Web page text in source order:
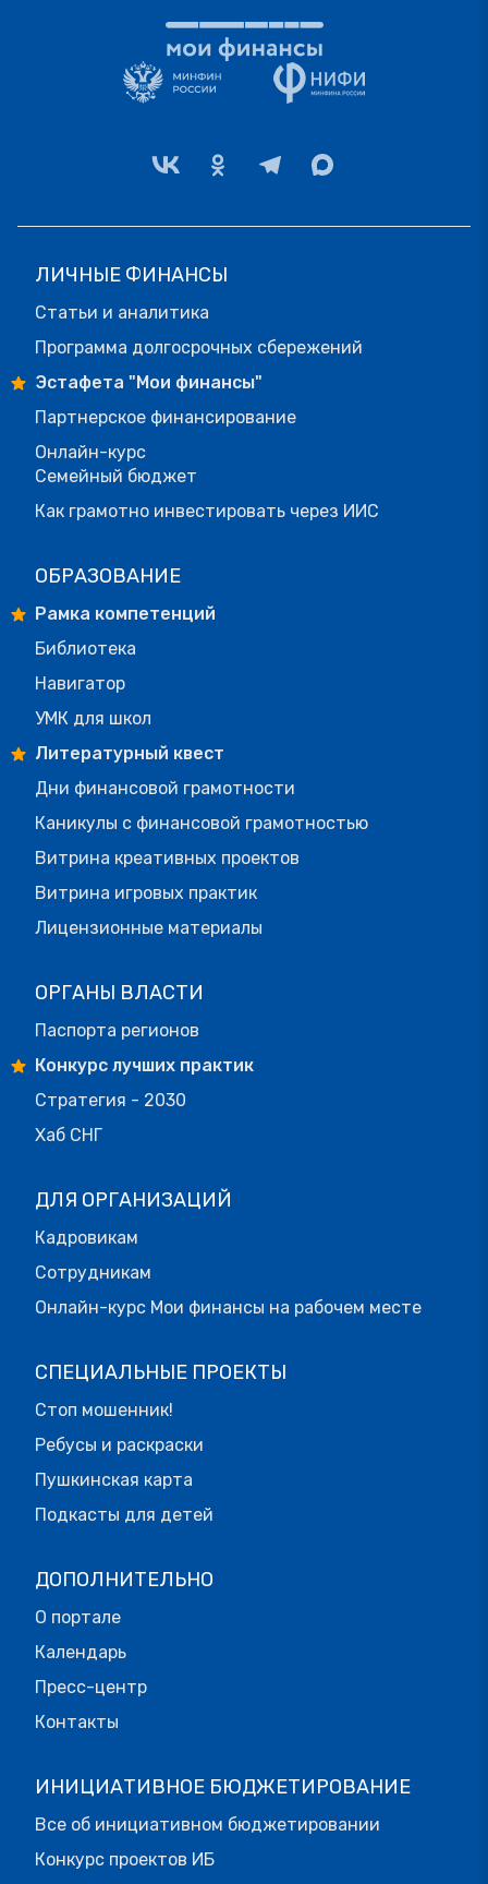
ЛИЧНЫЕ ФИНАНСЫ
Статьи и аналитика
Программа долгосрочных сбережений
Эстафета "Мои финансы"
Партнерское финансирование
Онлайн-курс
Семейный бюджет
Как грамотно инвестировать через ИИС
ОБРАЗОВАНИЕ
Рамка компетенций
Библиотека
Навигатор
УМК для школ
Литературный квест
Дни финансовой грамотности
Каникулы с финансовой грамотностью
Витрина креативных проектов
Витрина игровых практик
Лицензионные материалы
ОРГАНЫ ВЛАСТИ
Паспорта регионов
Конкурс лучших практик
Стратегия - 2030
Хаб СНГ
ДЛЯ ОРГАНИЗАЦИЙ
Кадровикам
Сотрудникам
Онлайн-курс Мои финансы на рабочем месте
СПЕЦИАЛЬНЫЕ ПРОЕКТЫ
Стоп мошенник!
Ребусы и раскраски
Пушкинская карта
Подкасты для детей
ДОПОЛНИТЕЛЬНО
О портале
Календарь
Пресс-центр
Контакты
ИНИЦИАТИВНОЕ БЮДЖЕТИРОВАНИЕ
Все об инициативном бюджетировании
Конкурс проектов ИБ